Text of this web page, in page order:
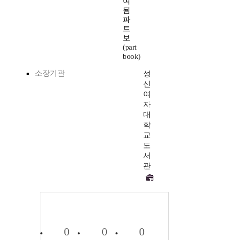
됨
파
트
보
(part
book)
소장기관
성
신
여
자
대
학
교
도
서
관
0 0 0